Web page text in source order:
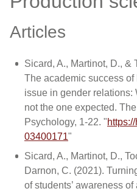
Articles
Sicard, A., Martinot, D., &
The academic success
issue in gender relations:
not the one expected.
Psychology, 1-22. "
03400171"
Sicard, A., Martinot, D.,
Darnon, C. (2021).
of students’ awareness